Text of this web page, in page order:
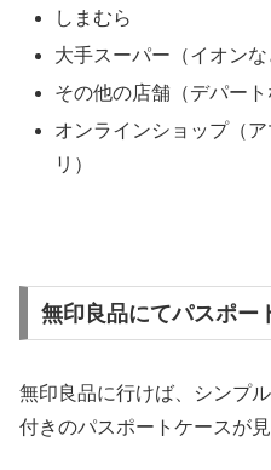
しまむら
大手スーパー（イオンな
その他の店舗（デパート
オンラインショップ（
リ）
無印良品にてパスポー
無印良品に行けば、シンプ
付きのパスポートケースが見